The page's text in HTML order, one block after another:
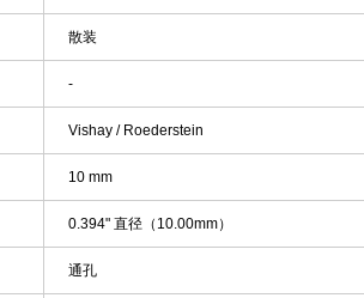
散装
-
Vishay / Roederstein
10 mm
0.394" 直径（10.00mm）
通孔